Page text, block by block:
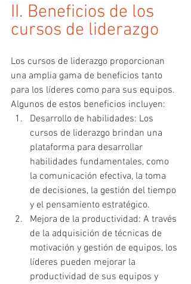
II. Beneficios de los
cursos de liderazgo
Los cursos de liderazgo proporcionan
una amplia gama de beneficios tanto
para los líderes como para sus equipos.
Algunos de estos beneficios incluyen:
Desarrollo de habilidades: Los
cursos de liderazgo brindan una
plataforma para desarrollar
habilidades fundamentales, como
la comunicación efectiva, la toma
de decisiones, la gestión del tiempo
y el pensamiento estratégico.
Mejora de la productividad: A través
de la adquisición de técnicas de
motivación y gestión de equipos, los
líderes pueden mejorar la
productividad de sus equipos y